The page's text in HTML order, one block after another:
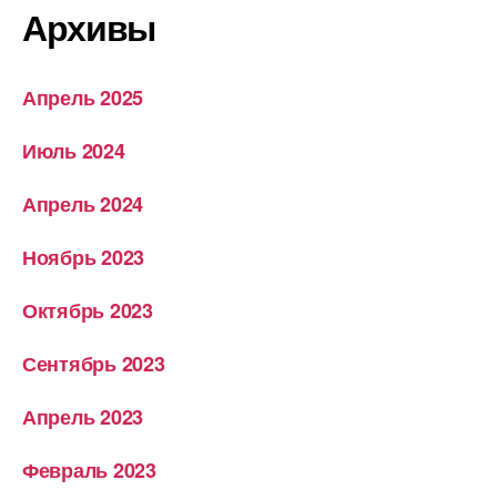
Архивы
Апрель 2025
Июль 2024
Апрель 2024
Ноябрь 2023
Октябрь 2023
Сентябрь 2023
Апрель 2023
Февраль 2023